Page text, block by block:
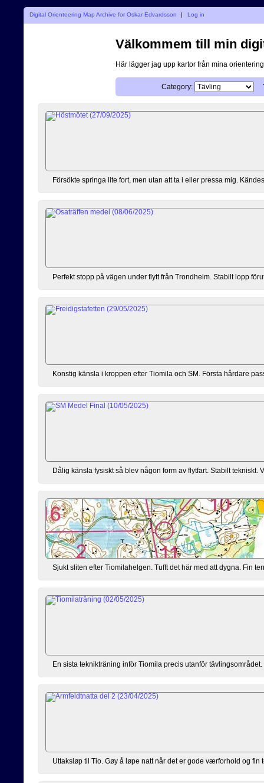
Digital Orienteering Map Archive for Oskar Edvardsson | Log in
Välkommem till min
Här lägger jag upp kartor från mina
Category:
Försökte springa lite fort, men utan att ta i eller pressa mig.
Perfekt stopp på vägen under flytt från Trondheim. Stabilt lopp
Konstig känsla i kroppen efter Tiomila och SM. Första hårdare
Dålig känsla fysiskt så blev någon form av flytfart. Stabilt tekniskt.
Sjukt sliten efter Tiomilahelgen. Tufft det här med att dygna. Fin
En sista teknikträning inför Tiomila precis utanför
Uttaksløp til Tio. Gøy å løpe natt når det er gode værforhold og